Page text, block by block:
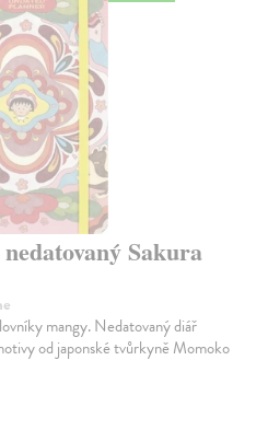
Sakura
mangy. Nedatovaný diář
od japonské tvůrkyně Momoko